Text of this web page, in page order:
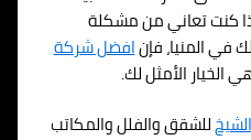
كنت تعاني من مشكلة
في المنيا، فإنافضل شركة
الخيار الأمثل لك.
للشقق والفلل والمكاتب